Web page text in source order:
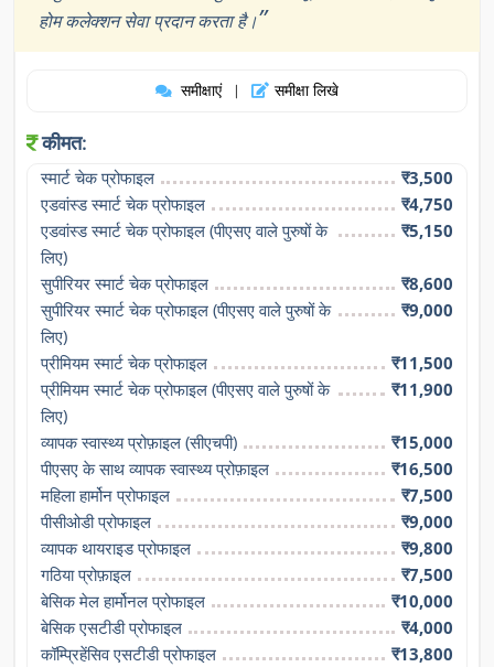
होम कलेक्शन सेवा प्रदान करता है।”
समीक्षाएं | समीक्षा लिखे
कीमत:
स्मार्ट चेक प्रोफाइल
₹3,500
एडवांस्ड स्मार्ट चेक प्रोफाइल
₹4,750
एडवांस्ड स्मार्ट चेक प्रोफाइल (पीएसए वाले पुरुषों के
लिए)
₹5,150
सुपीरियर स्मार्ट चेक प्रोफाइल
₹8,600
सुपीरियर स्मार्ट चेक प्रोफाइल (पीएसए वाले पुरुषों के
लिए)
₹9,000
प्रीमियम स्मार्ट चेक प्रोफाइल
₹11,500
प्रीमियम स्मार्ट चेक प्रोफाइल (पीएसए वाले पुरुषों के
लिए)
₹11,900
व्यापक स्वास्थ्य प्रोफ़ाइल (सीएचपी)
₹15,000
पीएसए के साथ व्यापक स्वास्थ्य प्रोफ़ाइल
₹16,500
महिला हार्मोन प्रोफाइल
₹7,500
पीसीओडी प्रोफाइल
₹9,000
व्यापक थायराइड प्रोफाइल
₹9,800
गठिया प्रोफ़ाइल
₹7,500
बेसिक मेल हार्मोनल प्रोफाइल
₹10,000
बेसिक एसटीडी प्रोफाइल
₹4,000
कॉम्प्रिहेंसिव एसटीडी प्रोफाइल
₹13,800